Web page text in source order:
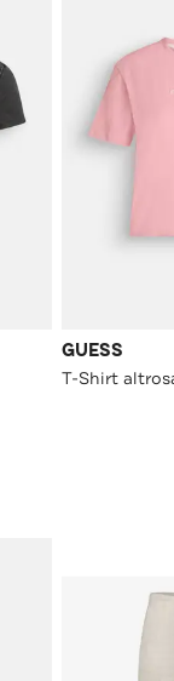
GUESS
T-Shirt